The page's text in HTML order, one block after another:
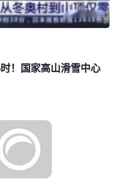
！国家高山滑雪中心